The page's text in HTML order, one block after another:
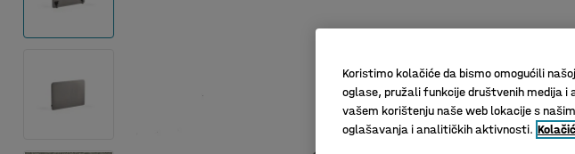
Koristimo kolačiće da bismo omogućili
oglase, pružali funkcije društvenih medija
vašem korištenju naše web lokacije s
oglašavanja i analitičkih aktivnosti.